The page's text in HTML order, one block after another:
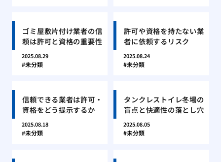
ゴミ屋敷片付け業者の信
頼は許可と資格の重要性
2025.08.29
未分類
許可や資格を持たない業
者に依頼するリスク
2025.08.24
未分類
信頼できる業者は許可・
資格をどう提示するか
2025.08.18
未分類
タンクレストイレ冬場の
盲点と快適性の落とし穴
2025.08.05
未分類